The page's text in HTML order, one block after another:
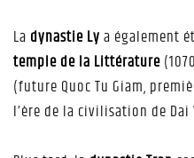
La dynastie Lya également
temple de la Littérature
(future Quoc Tu Giam,
l’ère de la civilisation de Dai